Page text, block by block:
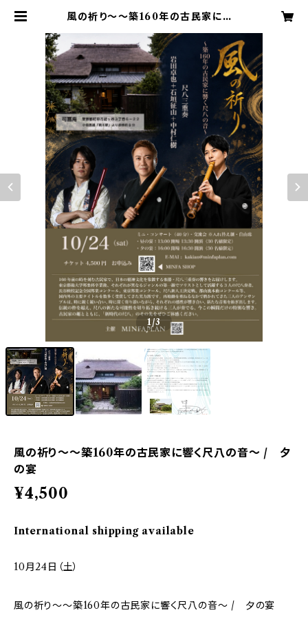
風の祈り〜〜築160年の古民家に響く
HOP
1/3
風の祈り〜〜築160年の古民家に響く尺八の音〜 / 夕
の宴
¥4,500
International shipping available
10月24日（土）
風の祈り〜〜築160年の古民家に響く尺八の音〜 / 夕の宴